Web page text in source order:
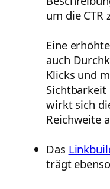
um die CTR
Eine
auch
Klicks und
Sichtbarkeit
wirkt sich
Reichweite
Das
trägt